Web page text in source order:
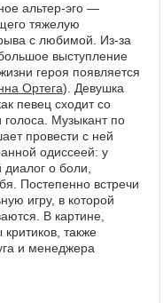
альтер-эго —
тяжелую
с любимой. Из-за
выступление
героя появляется
Ортега). Девушка
певец сходит со
Музыкант по
провести с ней
одиссеей: у
о боли,
Постепенно встречи
игру, в которой
В картине,
также
и менеджера